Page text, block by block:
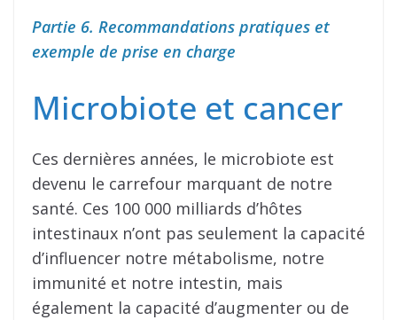
Partie 6. Recommandations pratiques et
exemple de prise en charge
Microbiote et cancer
Ces dernières années, le microbiote est
devenu le carrefour marquant de notre
santé. Ces 100 000 milliards d’hôtes
intestinaux n’ont pas seulement la capacité
d’influencer notre métabolisme, notre
immunité et notre intestin, mais
également la capacité d’augmenter ou de